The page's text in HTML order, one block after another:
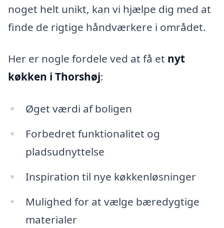
noget helt unikt, kan vi hjælpe dig med at
finde de rigtige håndværkere i området.
Her er nogle fordele ved at få et nyt
køkken i Thorshøj:
Øget værdi af boligen
Forbedret funktionalitet og
pladsudnyttelse
Inspiration til nye køkkenløsninger
Mulighed for at vælge bæredygtige
materialer